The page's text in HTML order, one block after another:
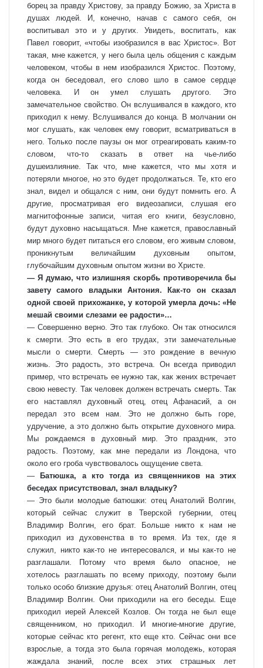
борец за правду Христову, за правду Божию, за Христа в
душах людей. И, конечно, начав с самого себя, он
воспитывал это и у других. Увидеть, воспитать, как
Павел говорит, «чтобы изобразился в вас Христос». Вот
такая, мне кажется, у него была цель общения с каждым
человеком, чтобы в нем изобразился Христос. Поэтому,
когда он беседовал, его слово шло в самое сердце
человека. И он умел слушать другого. Это
замечательное свойство. Он вслушивался в каждого, кто
приходил к нему. Вслушивался до конца. В молчании он
мог слушать, как человек ему говорит, всматриваться в
него. Только после паузы он мог отреагировать каким-то
словом, что-то сказать в ответ на чье-либо
душеизлияние. Так что, мне кажется, что мы хотя и
потеряли многое, но это будет продолжаться. Те, кто его
знал, видел и общался с ним, они будут помнить его. А
другие, просматривая его видеозаписи, слушая его
магнитофонные записи, читая его книги, безусловно,
будут духовно насыщаться. Мне кажется, православный
мир много будет питаться его словом, его живым словом,
проникнутым величайшим духовным опытом,
глубочайшим духовным опытом жизни во Христе.
— Я думаю, что излишняя скорбь противоречила бы
завету самого владыки Антония. Как-то он сказал
одной своей прихожанке, у которой умерла дочь: «Не
мешай своими слезами ее радости»…
— Совершенно верно. Это так глубоко. Он так относился
к смерти. Это есть в его трудах, эти замечательные
мысли о смерти. Смерть — это рождение в вечную
жизнь. Это радость, это встреча. Он всегда приводил
пример, что встречать ее нужно так, как жених встречает
свою невесту. Так человек должен встречать смерть. Так
его наставлял духовный отец, отец Афанасий, а он
передал это всем нам. Это не должно быть горе,
удручение, а это должно быть открытие духовного мира.
Мы рождаемся в духовный мир. Это праздник, это
радость. Поэтому, как мне передали из Лондона, что
около его гроба чувствовалось ощущение света.
—Батюшка, а кто тогда из священников на этих
беседах присутствовал, знал владыку?
— Это были молодые батюшки: отец Анатолий Волгин,
который сейчас служит в Тверской губернии, отец
Владимир Волгин, его брат. Больше никто к нам не
приходил из духовенства в то время. Из тех, где я
служил, никто как-то не интересовался, и мы как-то не
разглашали. Потому что время было опасное, не
хотелось разглашать по всему приходу, поэтому были
только особо близкие друзья: отец Анатолий Волгин, отец
Владимир Волгин. Они приходили на его беседы. Еще
приходил иерей Алексей Козлов. Он тогда не был еще
священником, но приходил. И многие-многие другие,
которые сейчас кто регент, кто еще кто. Сейчас они все
взрослые, а тогда это была горячая молодежь, которая
жаждала знаний, после всех этих страшных лет